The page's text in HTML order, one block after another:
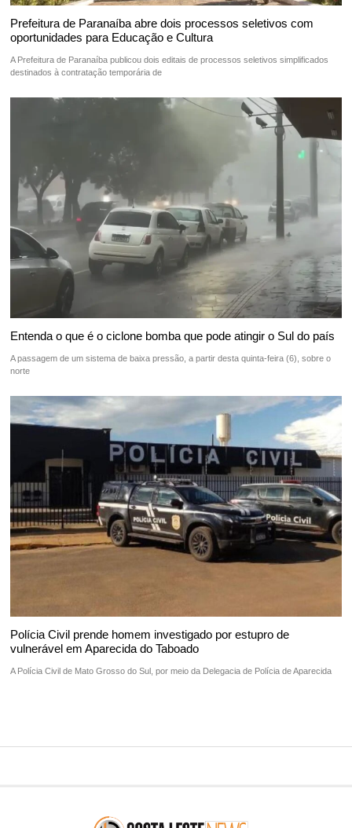
Prefeitura de Paranaíba abre dois processos seletivos com
oportunidades para Educação e Cultura
A Prefeitura de Paranaíba publicou dois editais de processos seletivos simplificados
destinados à contratação temporária de
Entenda o que é o ciclone bomba que pode atingir o Sul do país
A passagem de um sistema de baixa pressão, a partir desta quinta-feira (6), sobre o
norte
Polícia Civil prende homem investigado por estupro de
vulnerável em Aparecida do Taboado
A Polícia Civil de Mato Grosso do Sul, por meio da Delegacia de Polícia de Aparecida